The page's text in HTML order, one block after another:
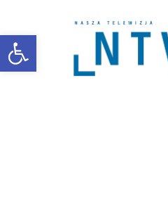
Otwórz pasek narzędzi